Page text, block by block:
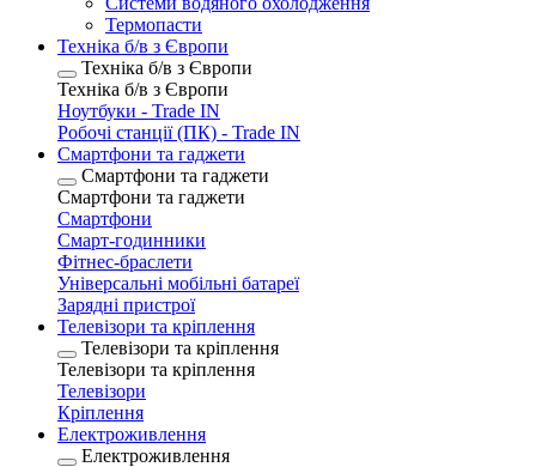
Термопасти
Техніка б/в з Європи
Техніка б/в з Європи
Техніка б/в з Європи
Ноутбуки - Trade IN
Робочі станції (ПК) - Trade IN
Смартфони та гаджети
Смартфони та гаджети
Смартфони та гаджети
Смартфони
Смарт-годинники
Фітнес-браслети
Універсальні мобільні батареї
Зарядні пристрої
Телевізори та кріплення
Телевізори та кріплення
Телевізори та кріплення
Телевізори
Кріплення
Електроживлення
Електроживлення